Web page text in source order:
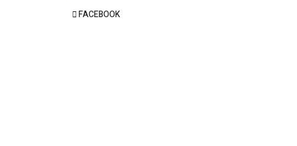
FACEBOOK